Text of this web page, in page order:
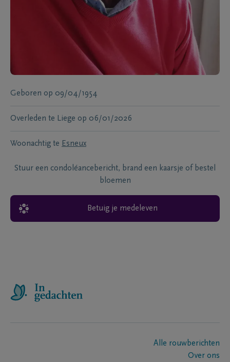
Geboren op 09/04/1954
Overleden te Liege op 06/01/2026
Woonachtig te Esneux
Stuur een condoléancebericht, brand een kaarsje of bestel
bloemen
Betuig je medeleven
Alle rouwberichten
Over ons